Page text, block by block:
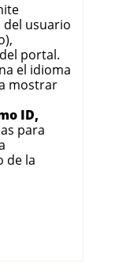
del usuario
portal.
el idioma
mostrar
ID,
para
de la